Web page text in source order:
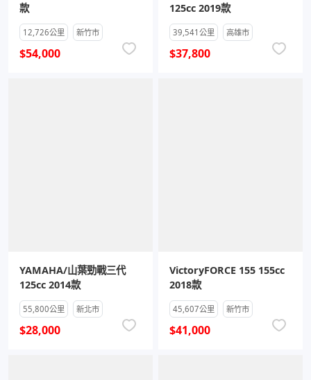
款
12,726公里 新竹市
$54,000
125cc 2019款
39,541公里 高雄市
$37,800
YAMAHA/山葉勁戰三代
125cc 2014款
55,800公里 新北市
$28,000
VictoryFORCE 155 155cc
2018款
45,607公里 新竹市
$41,000